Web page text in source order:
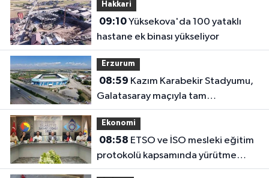
Hakkari
09:10Yüksekova'da 100 yataklı
hastane ek binası yükseliyor
Erzurum
08:59
Galatasaray maçıyla tam
kapasiteyle kapılarını açacak
Ekonomi
08:58
protokolü kapsamında yürütme
kurulu toplandı